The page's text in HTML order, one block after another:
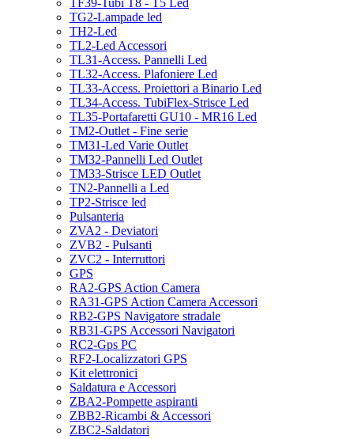
TF39-Tubi T8 - T5 Led
TG2-Lampade led
TH2-Led
TL2-Led Accessori
TL31-Access. Pannelli Led
TL32-Access. Plafoniere Led
TL33-Access. Proiettori a Binario Led
TL34-Access. TubiFlex-Strisce Led
TL35-Portafaretti GU10 - MR16 Led
TM2-Outlet - Fine serie
TM31-Led Varie Outlet
TM32-Pannelli Led Outlet
TM33-Strisce LED Outlet
TN2-Pannelli a Led
TP2-Strisce led
Pulsanteria
ZVA2 - Deviatori
ZVB2 - Pulsanti
ZVC2 - Interruttori
GPS
RA2-GPS Action Camera
RA31-GPS Action Camera Accessori
RB2-GPS Navigatore stradale
RB31-GPS Accessori Navigatori
RC2-Gps PC
RF2-Localizzatori GPS
Kit elettronici
Saldatura e Accessori
ZBA2-Pompette aspiranti
ZBB2-Ricambi & Accessori
ZBC2-Saldatori